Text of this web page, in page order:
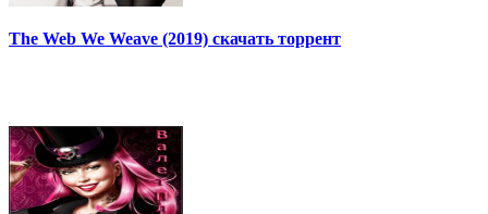
The Web We Weave (2019) скачать торрент